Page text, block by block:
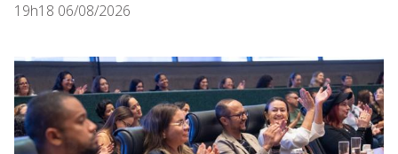
19h18 06/08/2026